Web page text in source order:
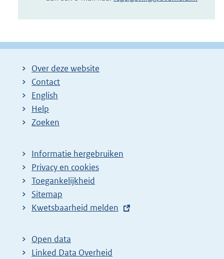
Over deze website
Contact
English
Help
Zoeken
Informatie hergebruiken
Privacy en cookies
Toegankelijkheid
Sitemap
E
t
e
Kwetsbaarheid melden
Open data
Linked Data Overheid